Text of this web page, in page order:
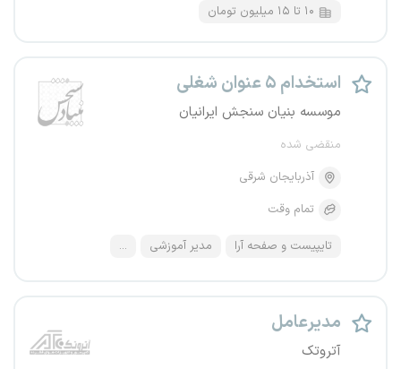
۱۰ تا ۱۵ میلیون تومان
استخدام ۵ عنوان شغلی
موسسه بنیان سنجش ایرانیان
منقضی شده
آذربایجان شرقی
تمام وقت
تایپیست و صفحه آرا مدیر آموزشی ...
مدیرعامل
آتروتک